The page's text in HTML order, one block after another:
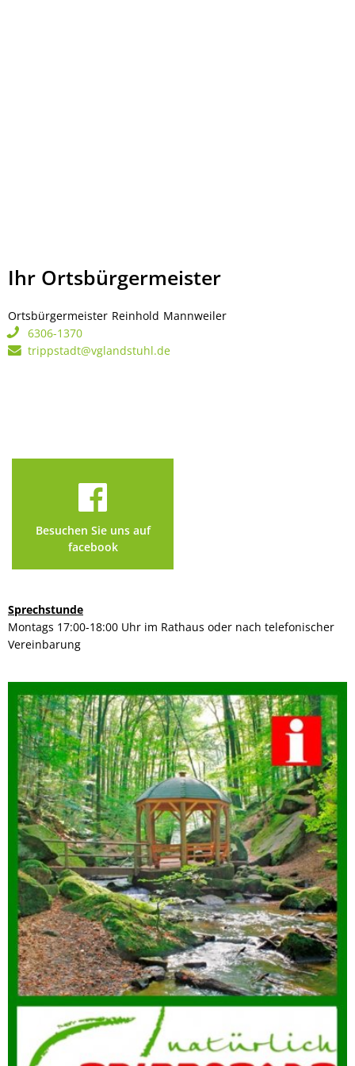
Ihr Ortsbürgermeister
Ortsbürgermeister Reinhold Mannweiler
6306-1370
trippstadt@vglandstuhl.de
Besuchen Sie uns auf
facebook
Sprechstunde
Montags 17:00-18:00 Uhr im Rathaus oder nach telefonischer
Vereinbarung